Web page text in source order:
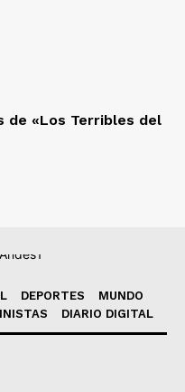
de «Los Terribles del
DEPORTES
MUNDO
DIARIO DIGITAL